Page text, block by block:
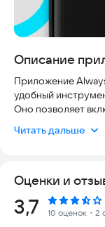
Описание
Приложение
удобный
Оно позволяет
Такой функционал
работает на
постоянного
использоваться в
отмечают, что
Читать дальше
Оценки и
Рейтинг:
3,7 10 оценок ・2